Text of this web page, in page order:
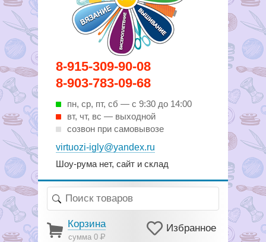
8-915-309-90-08
8-903-783-09-68
пн, ср, пт, cб — с 9:30 до 14:00
вт, чт, вс — выходной
созвон при самовывозе
virtuozi-igly@yandex.ru
Шоу-рума нет, сайт и склад
Вирутозы иглы. Товары для
шитья и рукоделья
Корзина
сумма 0Р
Избранное